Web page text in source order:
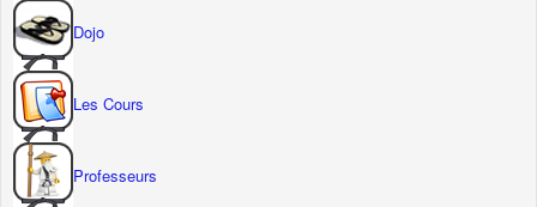
Dojo
Les Cours
Professeurs